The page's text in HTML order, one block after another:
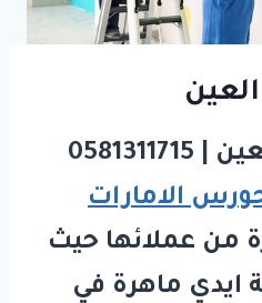
شركة صبغ في العين | 0581311715
الامارات
من عملائها حيث
ايدي ماهرة في